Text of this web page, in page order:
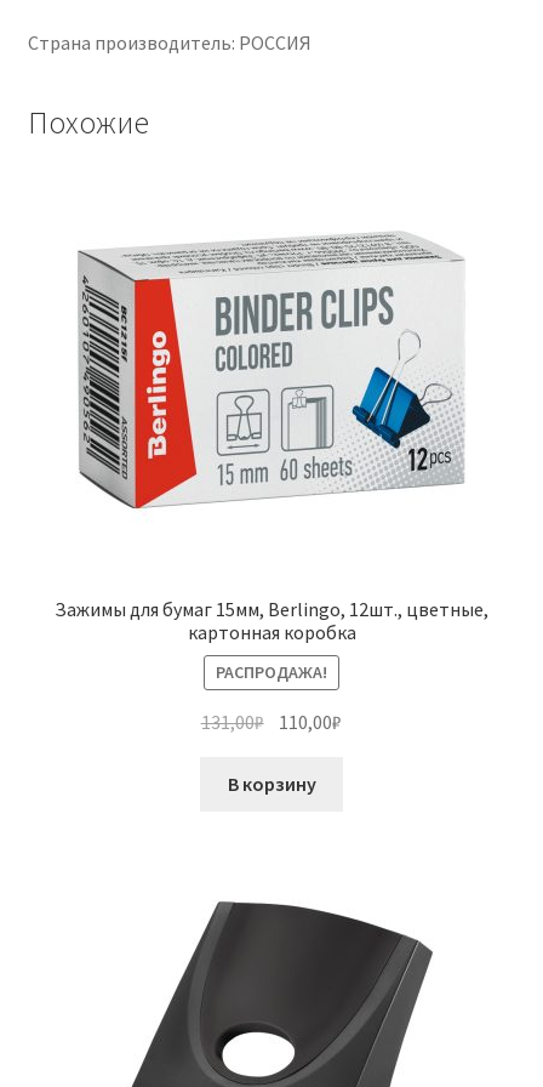
Страна производитель: РОССИЯ
Похожие
Зажимы для бумаг 15мм, Berlingo, 12шт., цветные,
картонная коробка
РАСПРОДАЖА!
131,00₽ Первоначальная
составляла
110,00₽
В корзину